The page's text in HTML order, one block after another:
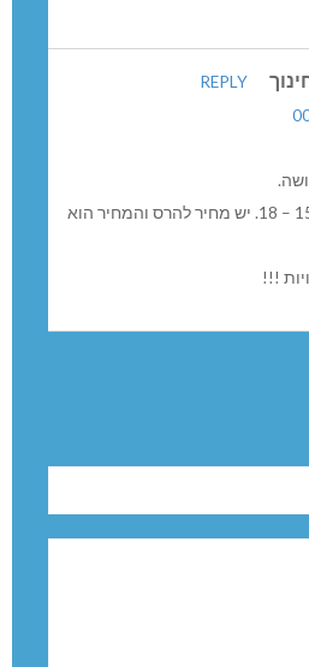
REPLY
מדובר בבני נוער בגילים 15 – 18. יש מחיר להרס והמחיר הוא
!!!